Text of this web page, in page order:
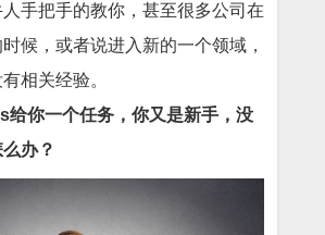
手把手的教你，甚至很多公司在
候，或者说进入新的一个领域，
相关经验。
给你一个任务，你又是新手，没
办？